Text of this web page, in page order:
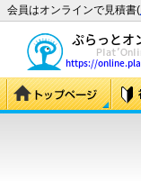
会員はオンラインで見積書(